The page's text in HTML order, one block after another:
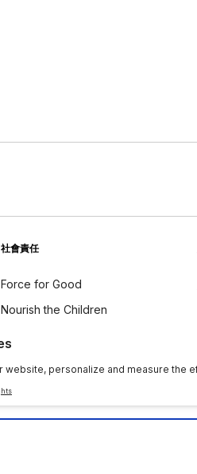
社會責任
Force for Good
Nourish the Children